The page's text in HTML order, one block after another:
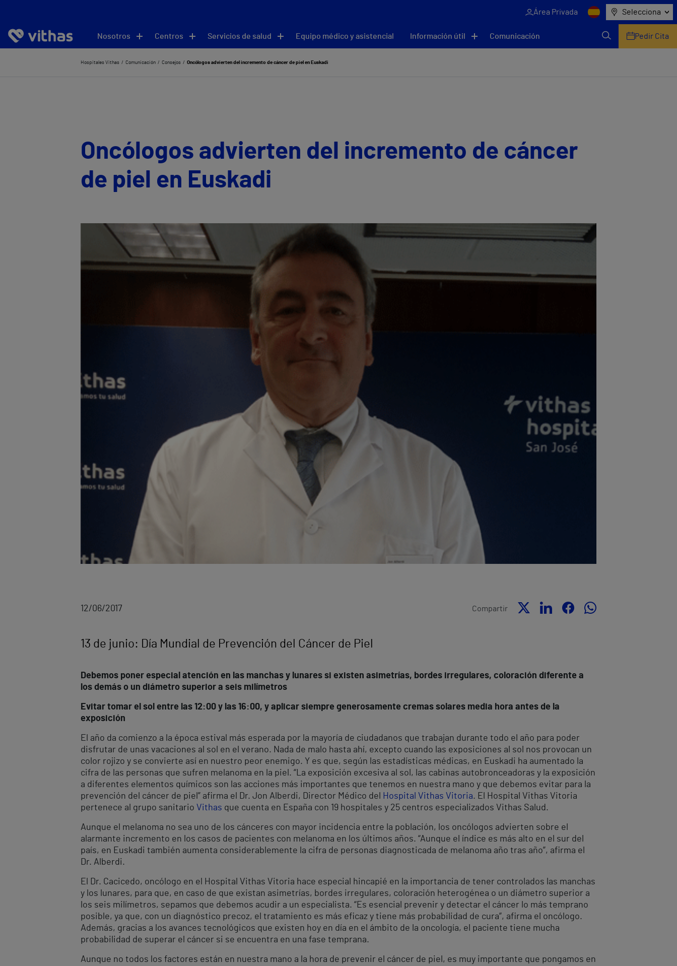
Área Privada Selecciona
Nosotros Centros Servicios de salud Equipo médico y asistencial Información útil Comunicación Pedir Cita
Hospitales Vithas Comunicación Consejos Oncólogos advierten del incremento de cáncer de piel en Euskadi
Oncólogos advierten del incremento de cáncer
de piel en Euskadi
12/06/2017 Compartir
13 de junio: Día Mundial de Prevención del Cáncer de Piel
Debemos poner especial atención en las manchas y lunares si existen asimetrías, bordes irregulares, coloración diferente a
los demás o un diámetro superior a seis milímetros
Evitar tomar el sol entre las 12:00 y las 16:00, y aplicar siempre generosamente cremas solares media hora antes de la
exposición
El año da comienzo a la época estival más esperada por la mayoría de ciudadanos que trabajan durante todo el año para poder
disfrutar de unas vacaciones al sol en el verano. Nada de malo hasta ahí, excepto cuando las exposiciones al sol nos provocan un
color rojizo y se convierte así en nuestro peor enemigo. Y es que, según las estadísticas médicas, en Euskadi ha aumentado la
cifra de las personas que sufren melanoma en la piel. “La exposición excesiva al sol, las cabinas autobronceadoras y la exposición
a diferentes elementos químicos son las acciones más importantes que tenemos en nuestra mano y que debemos evitar para la
prevención del cáncer de piel” afirma el Dr. Jon Alberdi, Director Médico del
Hospital Vithas Vitoria. El Hospital Vithas Vitoria
pertenece al grupo sanitario Vithas que cuenta en España con 19 hospitales y 25 centros especializados Vithas Salud.
Aunque el melanoma no sea uno de los cánceres con mayor incidencia entre la población, los oncólogos advierten sobre el
alarmante incremento en los casos de pacientes con melanoma en los últimos años. “Aunque el índice es más alto en el sur del
país, en Euskadi también aumenta considerablemente la cifra de personas diagnosticada de melanoma año tras año”, afirma el
Dr. Alberdi.
El Dr. Cacicedo, oncólogo en el Hospital Vithas Vitoria hace especial hincapié en la importancia de tener controlados las manchas
y los lunares, para que, en caso de que existan asimetrías, bordes irregulares, coloración heterogénea o un diámetro superior a
los seis milímetros, sepamos que debemos acudir a un especialista. “Es esencial prevenir y detectar el cáncer lo más temprano
posible, ya que, con un diagnóstico precoz, el tratamiento es más eficaz y tiene más probabilidad de cura”, afirma el oncólogo.
Además, gracias a los avances tecnológicos que existen hoy en día en el ámbito de la oncología, el paciente tiene mucha
probabilidad de superar el cáncer si se encuentra en una fase temprana.
Aunque no todos los factores están en nuestra mano a la hora de prevenir el cáncer de piel, es muy importante que pongamos en